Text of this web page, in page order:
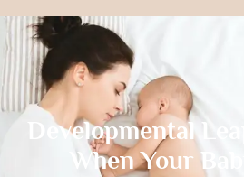
Developmental
When Your